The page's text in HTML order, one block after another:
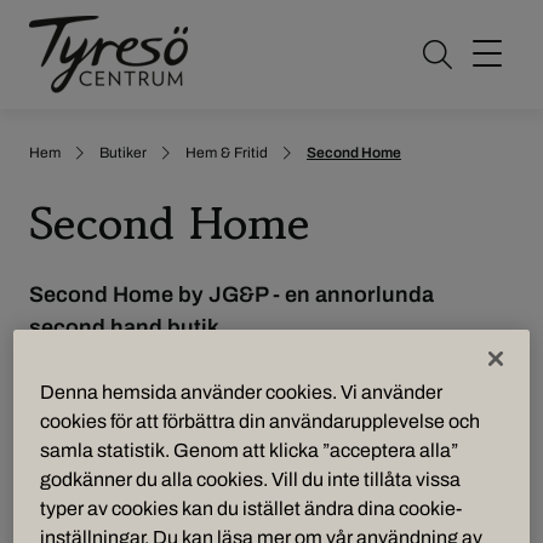
Hem Butiker Hem & Fritid Second Home
Second Home
Second Home by JG&P - en annorlunda
second hand butik
Hos oss hittar du ett speciellt urval av fina
begagnade möbler och inredning. Att återbruka är
rätt i tiden och vi erbjuder det där lite extra med en
samling prisvärda inredningsdetaljer eller hela rum
som du kan köpa med gott samvete.
Denna hemsida använder cookies. Vi använder
cookies för att förbättra din användarupplevelse och
samla statistik. Genom att klicka ”acceptera alla”
godkänner du alla cookies. Vill du inte tillåta vissa
typer av cookies kan du istället ändra dina cookie-
inställningar. Du kan läsa mer om vår användning av